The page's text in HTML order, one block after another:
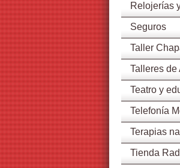
Relojerías
Seguros
Taller
Talleres de
Teatro y
Telefonía
Terapias
Tienda